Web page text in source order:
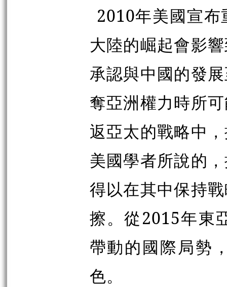
2010年美國宣
大陸的崛起會影
承認與中國的發
奪亞洲權力時所
返亞太的戰略中
美國學者所說的
得以在其中保持
擦。從2015年東
帶動的國際局勢
色。